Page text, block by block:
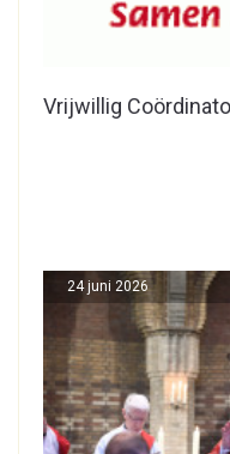
Vrijwillig
24 juni 2026